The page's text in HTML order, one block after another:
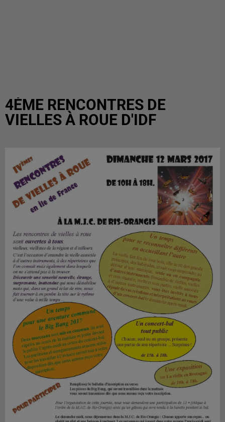
4ÈME RENCONTRES DE
VIELLES À ROUE D'IDF